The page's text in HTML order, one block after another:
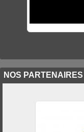
NOS PARTENAIRES